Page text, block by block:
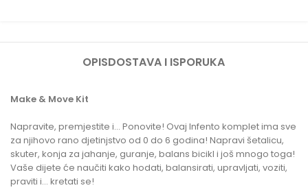
OPISDOSTAVA I ISPORUKA
Make & Move Kit
Napravite, premjestite i… Ponovite! Ovaj Infento komplet ima sve
za njihovo rano djetinjstvo od 0 do 6 godina! Napravi šetalicu,
skuter, konja za jahanje, guranje, balans bicikl i još mnogo toga!
Vaše dijete će naučiti kako hodati, balansirati, upravljati, voziti,
praviti i… kretati se!